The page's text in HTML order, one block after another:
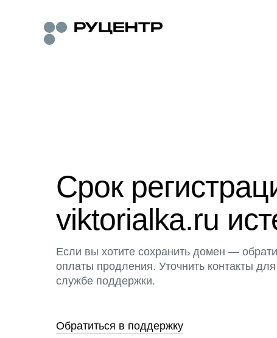
Срок
viktorialka.ru
Если вы хотите сохранить домен —
оплаты продления. Уточнить контакты
службе поддержки.
Обратиться в поддержку